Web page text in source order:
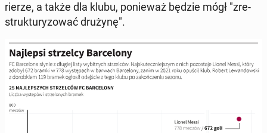
rie­rze, a także dla klubu, po­nie­waż będzie mógł "zre­
struk­tu­ry­zo­wać drużynę".